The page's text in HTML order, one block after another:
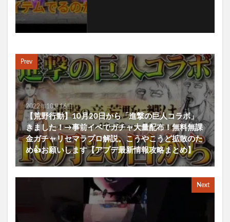
Prev
2022年10月16日
【荒野行動】10月20日から「進撃の巨人コラボ」
きました！→事前イベでガチャ大量配布！無料無課
金ガチャリセマラプロ解説。こうやこうど拡散のた
め👍お願いします【アプデ最新情報攻略まとめ】
Next